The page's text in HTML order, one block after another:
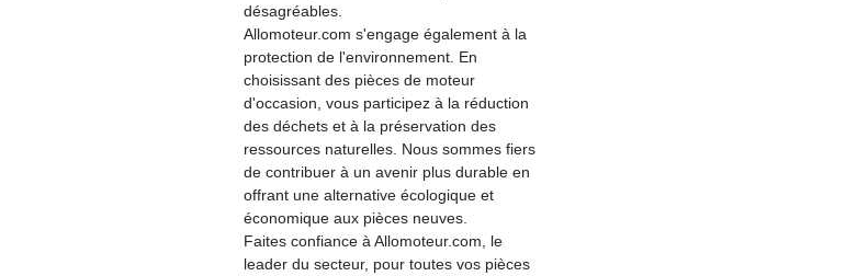
désagréables.
Allomoteur.com s'engage également à la
protection de l'environnement. En
choisissant des pièces de moteur
d'occasion, vous participez à la réduction
des déchets et à la préservation des
ressources naturelles. Nous sommes fiers
de contribuer à un avenir plus durable en
offrant une alternative écologique et
économique aux pièces neuves.
Faites confiance à Allomoteur.com, le
leader du secteur, pour toutes vos pièces